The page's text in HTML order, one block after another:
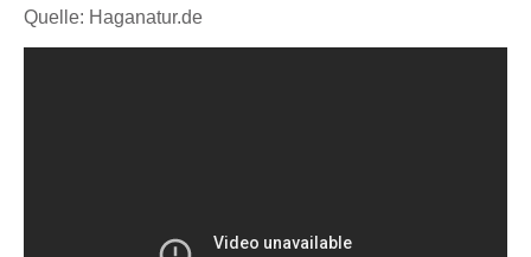
Quelle: Haganatur.de